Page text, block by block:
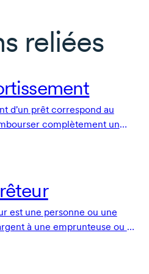
reliées
d'un prêt correspond au
complètement un
est une personne ou une
à une emprunteuse ou à
selon des modalités